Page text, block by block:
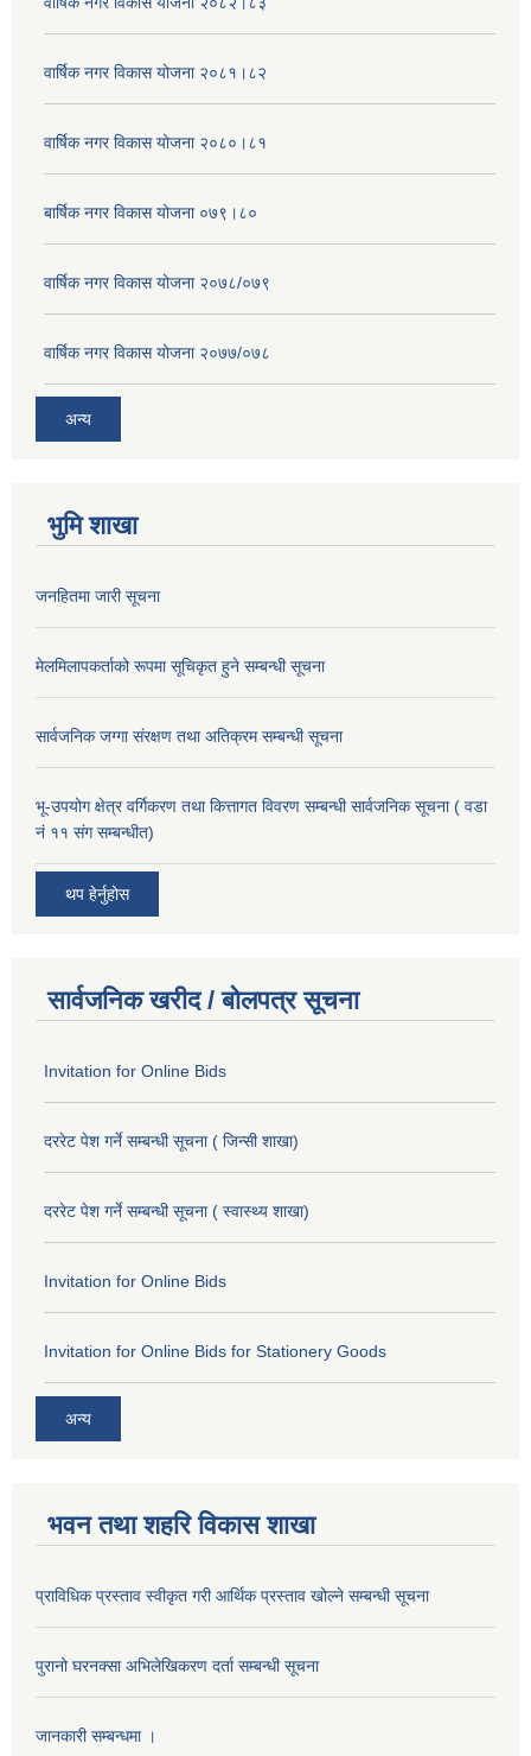
वार्षिक नगर विकास योजना २०८१।८२
वार्षिक नगर विकास योजना २०८०।८१
बार्षिक नगर विकास योजना ०७९।८०
वार्षिक नगर विकास योजना २०७८/०७९
वार्षिक नगर विकास योजना २०७७/०७८
अन्य
भुमि शाखा
जनहितमा जारी सूचना
मेलमिलापकर्ताको रूपमा सूचिकृत हुने सम्बन्धी सूचना
सार्वजनिक जग्गा संरक्षण तथा अतिक्रम सम्बन्धी सूचना
भू-उपयोग क्षेत्र वर्गिकरण तथा कित्तागत विवरण सम्बन्धी सार्वजनिक सूचना ( वडा
नं ११ संग सम्बन्धीत)
थप हेर्नुहोस
सार्वजनिक खरीद / बोलपत्र सूचना
Invitation for Online Bids
दररेट पेश गर्ने सम्बन्धी सूचना ( जिन्सी शाखा)
दररेट पेश गर्ने सम्बन्धी सूचना ( स्वास्थ्य शाखा)
Invitation for Online Bids
Invitation for Online Bids for Stationery Goods
अन्य
भवन तथा शहरि विकास शाखा
प्राविधिक प्रस्ताव स्वीकृत गरी आर्थिक प्रस्ताव खोल्ने सम्बन्धी सूचना
पुरानो घरनक्सा अभिलेखिकरण दर्ता सम्बन्धी सूचना
जानकारी सम्बन्धमा ।